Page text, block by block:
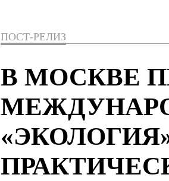
ПОСТ-РЕЛИЗ
В МОСКВЕ